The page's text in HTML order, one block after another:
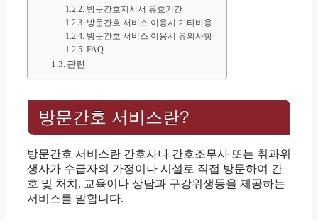
방문간호지시서 유효기간
방문간호 서비스 이용시 기타비용
방문간호 서비스 이용시 유의사항
FAQ
관련
방문간호 서비스란?
방문간호 서비스란 간호사나 간호조무사 또는 취과위
생사가 수급자의 가정이나 시설로 직접 방문하여 간
호 및 처치, 교육이나 상담과 구강위생등을 제공하는
서비스를 말합니다.